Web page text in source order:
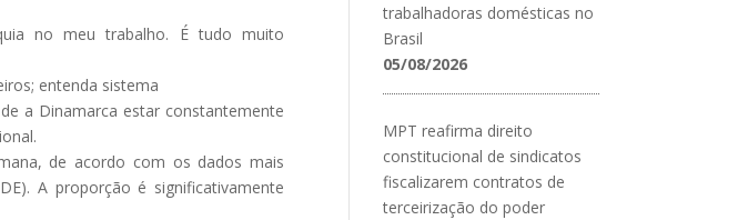
no meu trabalho. É tudo muito
entenda sistema
a Dinamarca estar constantemente
de acordo com os dados mais
A proporção é significativamente
trabalhadoras domésticas no
Brasil
05/08/2026
MPT reafirma direito
constitucional de sindicatos
fiscalizarem contratos de
terceirização do poder